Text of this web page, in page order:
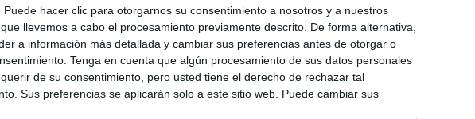
Puede hacer clic para otorgarnos su consentimiento a nosotros y a nuestros
llevemos a cabo el procesamiento previamente descrito. De forma alternativa,
a información más detallada y cambiar sus preferencias antes de otorgar o
Tenga en cuenta que algún procesamiento de sus datos personales
de su consentimiento, pero usted tiene el derecho de rechazar tal
Sus preferencias se aplicarán solo a este sitio web. Puede cambiar sus